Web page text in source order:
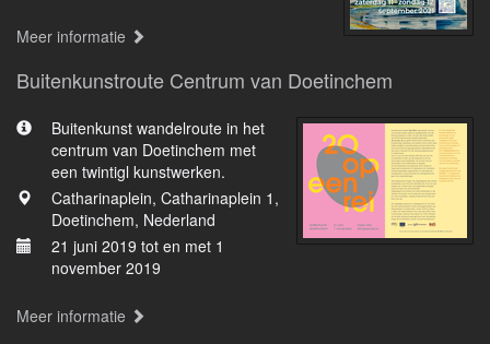
Meer informatie
Buitenkunstroute Centrum van Doetinchem
Buitenkunst wandelroute in het
centrum van Doetinchem met
een twintigl kunstwerken.
Catharinaplein, Catharinaplein 1,
Doetinchem, Nederland
21 juni 2019 tot en met 1
november 2019
Meer informatie